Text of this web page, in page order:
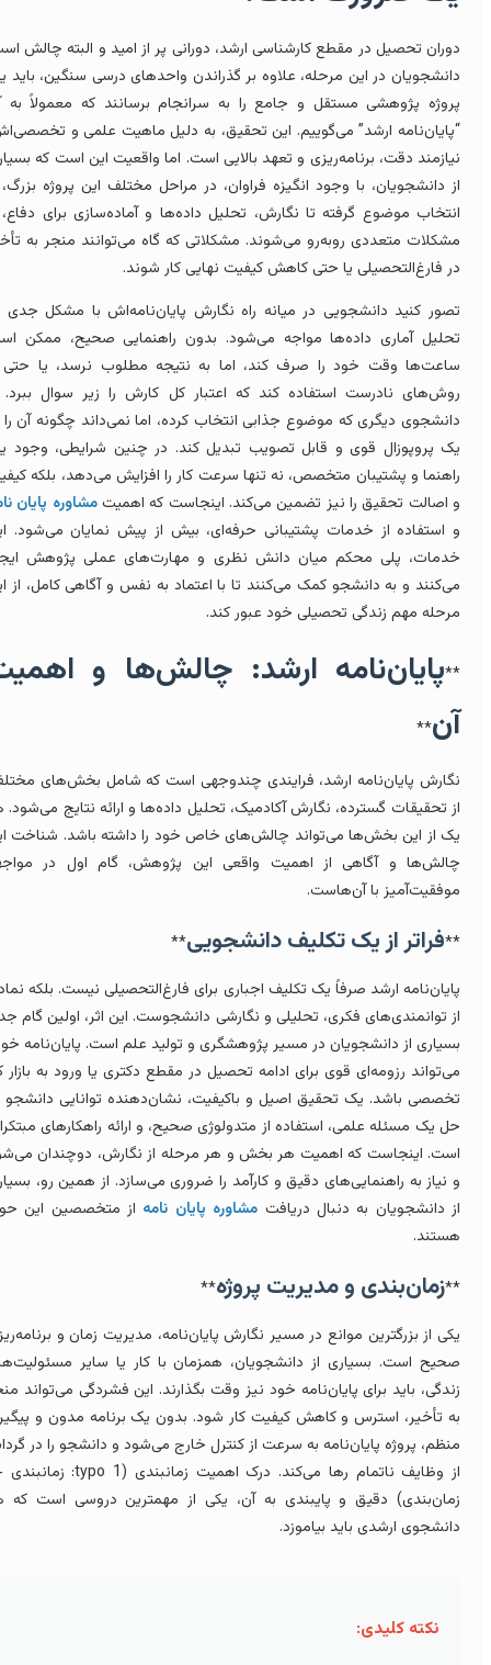
تحصیل در مقطع کارشناسی ارشد، دورانی پر از امید و البته چالش است.
در این مرحله، علاوه بر گذراندن واحدهای درسی سنگین، باید یک
پژوهشی مستقل و جامع را به سرانجام برسانند که معمولاً به آن
ارشد” می‌گوییم. این تحقیق، به دلیل ماهیت علمی و تخصصی‌اش،
دقت، برنامه‌ریزی و تعهد بالایی است. اما واقعیت این است که بسیاری
دانشجویان، با وجود انگیزه فراوان، در مراحل مختلف این پروژه بزرگ، از
موضوع گرفته تا نگارش، تحلیل داده‌ها و آماده‌سازی برای دفاع، با
متعددی روبه‌رو می‌شوند. مشکلاتی که گاه می‌توانند منجر به تأخیر
فارغ‌التحصیلی یا حتی کاهش کیفیت نهایی کار شوند.
کنید دانشجویی در میانه راه نگارش پایان‌نامه‌اش با مشکل جدی در
آماری داده‌ها مواجه می‌شود. بدون راهنمایی صحیح، ممکن است
وقت خود را صرف کند، اما به نتیجه مطلوب نرسد، یا حتی از
نادرست استفاده کند که اعتبار کل کارش را زیر سوال ببرد. یا
دیگری که موضوع جذابی انتخاب کرده، اما نمی‌داند چگونه آن را به
پروپوزال قوی و قابل تصویب تبدیل کند. در چنین شرایطی، وجود یک
و پشتیبان متخصص، نه تنها سرعت کار را افزایش می‌دهد، بلکه کیفیت
اصالت تحقیق را نیز تضمین می‌کند. اینجاست که اهمیتمشاوره پایان نامه
استفاده از خدمات پشتیبانی حرفه‌ای، بیش از پیش نمایان می‌شود. این
پلی محکم میان دانش نظری و مهارت‌های عملی پژوهش ایجاد
و به دانشجو کمک می‌کنند تا با اعتماد به نفس و آگاهی کامل، از این
مهم زندگی تحصیلی خود عبور کند.
پایان‌نامه ارشد: چالش‌ها و اهمیت
**
پایان‌نامه ارشد، فرایندی چندوجهی است که شامل بخش‌های مختلفی
تحقیقات گسترده، نگارش آکادمیک، تحلیل داده‌ها و ارائه نتایج می‌شود. هر
از این بخش‌ها می‌تواند چالش‌های خاص خود را داشته باشد. شناخت این
و آگاهی از اهمیت واقعی این پژوهش، گام اول در مواجهه
با آن‌هاست.
فراتر از یک تکلیف دانشجویی**
ارشد صرفاً یک تکلیف اجباری برای فارغ‌التحصیلی نیست. بلکه نمادی
توانمندی‌های فکری، تحلیلی و نگارشی دانشجوست. این اثر، اولین گام جدی
از دانشجویان در مسیر پژوهشگری و تولید علم است. پایان‌نامه خوب
رزومه‌ای قوی برای ادامه تحصیل در مقطع دکتری یا ورود به بازار کار
باشد. یک تحقیق اصیل و باکیفیت، نشان‌دهنده توانایی دانشجو در
یک مسئله علمی، استفاده از متدولوژی صحیح، و ارائه راهکارهای مبتکرانه
اینجاست که اهمیت هر بخش و هر مرحله از نگارش، دوچندان می‌شود
نیاز به راهنمایی‌های دقیق و کارآمد را ضروری می‌سازد. از همین رو، بسیاری
دانشجویان به دنبال دریافتمشاوره پایان نامهاز متخصصین این حوزه
زمان‌بندی و مدیریت پروژه**
از بزرگترین موانع در مسیر نگارش پایان‌نامه، مدیریت زمان و برنامه‌ریزی
است. بسیاری از دانشجویان، همزمان با کار یا سایر مسئولیت‌های
باید برای پایان‌نامه خود نیز وقت بگذارند. این فشردگی می‌تواند منجر
تأخیر، استرس و کاهش کیفیت کار شود. بدون یک برنامه مدون و پیگیری
پروژه پایان‌نامه به سرعت از کنترل خارج می‌شود و دانشجو را در گردابی
از وظایف ناتمام رها می‌کند. درک اهمیت زمانبندی (typo 1: زمانبندی ->
دقیق و پایبندی به آن، یکی از مهمترین دروسی است که هر
ارشدی باید بیاموزد.
نکته کلیدی: